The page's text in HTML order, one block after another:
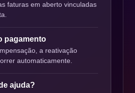
faturas em aberto vinculadas
pagamento
a reativação
automaticamente.
ajuda?